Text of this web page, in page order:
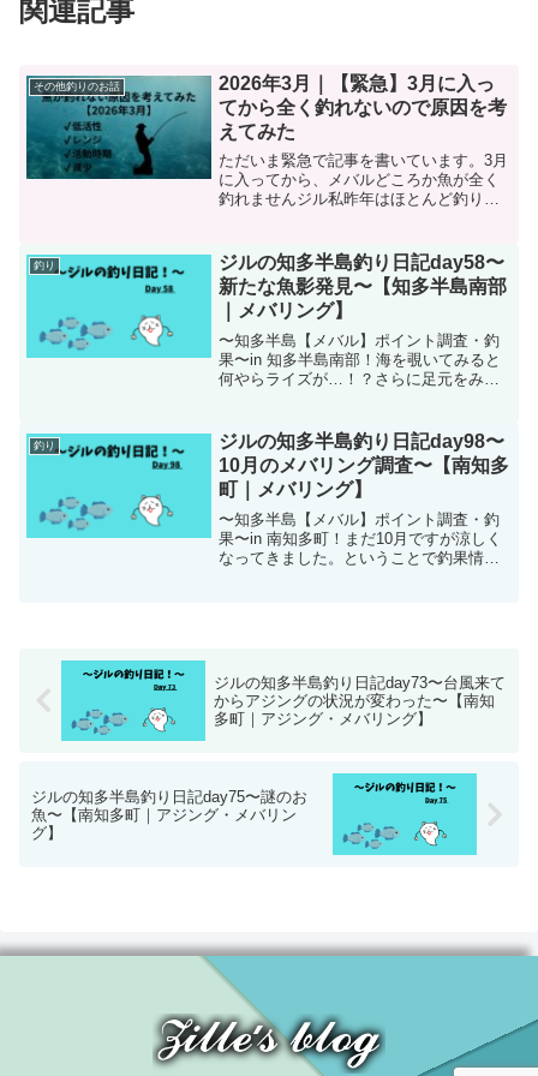
関連記事
その他釣りのお話
2026年3月｜【緊急】3月に入っ
てから全く釣れないので原因を考
えてみた
ただいま緊急で記事を書いています。3月
に入ってから、メバルどころか魚が全く
釣れませんジル私昨年はほとんど釣りし
限り数こそ出ませんが坊主がここまで続
いていなかったんです...
釣り
ジルの知多半島釣り日記day58〜
新たな魚影発見〜【知多半島南部
｜メバリング】
〜知多半島【メバル】ポイント調査・釣
果〜in 知多半島南部！海を覗いてみると
何やらライズが…！？さらに足元をみる
釣り
ジルの知多半島釣り日記day98〜
10月のメバリング調査〜【南知多
町｜メバリング】
〜知多半島【メバル】ポイント調査・釣
果〜in 南知多町！まだ10月ですが涼しく
なってきました。ということで釣果情報
ジルの知多半島釣り日記day73〜台風来て
からアジングの状況が変わった〜【南知
多町｜アジング・メバリング】
ジルの知多半島釣り日記day75〜謎のお
魚〜【南知多町｜アジング・メバリン
グ】